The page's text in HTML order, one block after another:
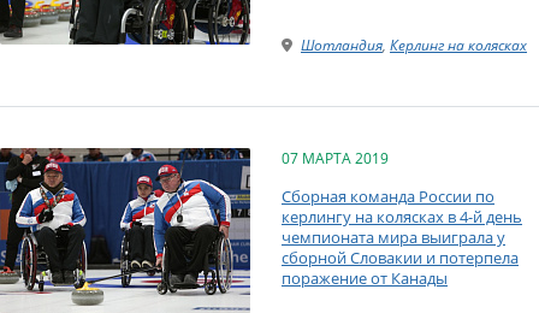
Шотландия, Керлинг на колясках
07 МАРТА 2019
Сборная команда России по
керлингу на колясках в 4-й день
чемпионата мира выиграла у
сборной Словакии и потерпела
поражение от Канады